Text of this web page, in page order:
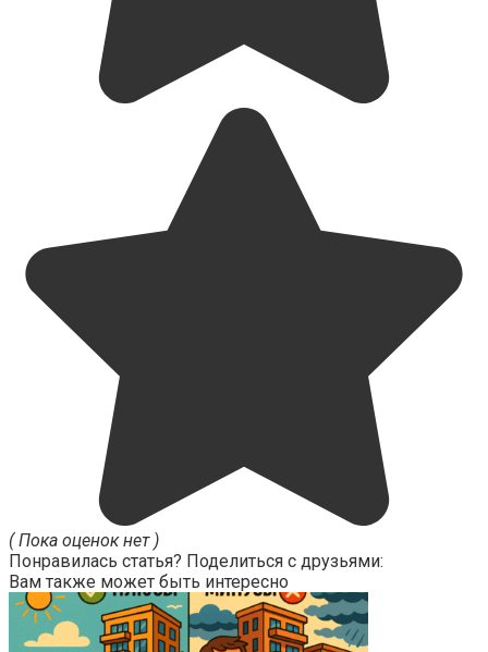
( Пока оценок нет )
Понравилась статья? Поделиться с друзьями:
Вам также может быть интересно